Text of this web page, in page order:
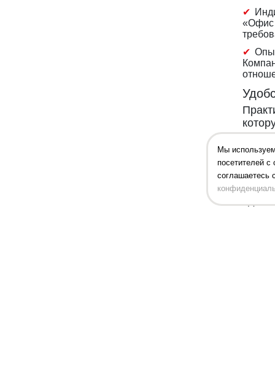
«Офис
Мы
посетителей
соглашаетесь